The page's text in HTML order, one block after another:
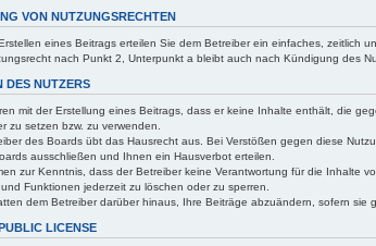
VON NUTZUNGSRECHTEN
eines Beitrags erteilen Sie dem Betreiber ein einfaches, zeitlich
nach Punkt 2, Unterpunkt a bleibt auch nach Kündigung des
DES NUTZERS
mit der Erstellung eines Beitrags, dass er keine Inhalte enthält, die
zu setzen bzw. zu verwenden.
des Boards übt das Hausrecht aus. Bei Verstößen gegen diese
ausschließen und Ihnen ein Hausverbot erteilen.
zur Kenntnis, dass der Betreiber keine Verantwortung für die Inhalte
Funktionen jederzeit zu löschen oder zu sperren.
dem Betreiber darüber hinaus, Ihre Beiträge abzuändern, sofern
LICENSE